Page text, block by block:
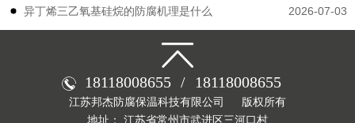
2026-07-03
异丁烯三乙氧基硅烷的防腐机理是什么
18118008655 / 18118008655
江苏邦杰防腐保温科技有限公司
版权所有
地址： 江苏省常州市武进区三河口村